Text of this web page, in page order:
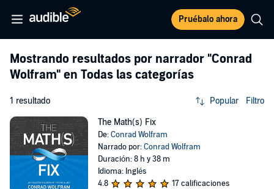
Pruébalo ahora
Mostrando resultados por narrador "Conrad
Wolfram" en Todas las categorías
1 resultado Popular Filtro
The Math(s) Fix
De:Conrad Wolfram
Narrado por:Conrad Wolfram
Duración: 8 h y 38 m
Idioma: Inglés
4.8
17 calificaciones